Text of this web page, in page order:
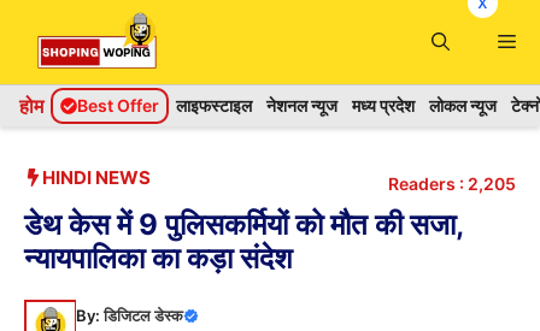
content
होम Best Offer लाइफस्टाइल नेशनल न्यूज मध्य प्रदेश लोकल न्यूज
HINDI NEWS Readers : 2,205
डेथ केस में 9 पुलिसकर्मियों को मौत की सजा,
न्यायपालिका का कड़ा संदेश
By:डिजिटल डेस्क